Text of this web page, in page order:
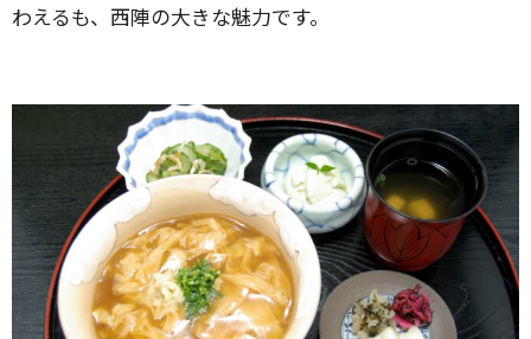
わえるも、西陣の大きな魅力です。